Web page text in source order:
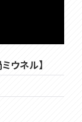
ウネル】